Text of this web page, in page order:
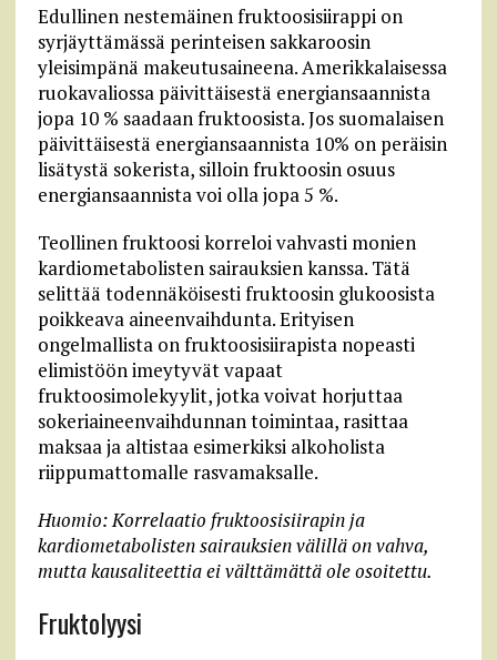
Edullinen nestemäinen fruktoosisiirappi on
syrjäyttämässä perinteisen sakkaroosin
yleisimpänä makeutusaineena. Amerikkalaisessa
ruokavaliossa päivittäisestä energiansaannista
jopa 10 % saadaan fruktoosista. Jos suomalaisen
päivittäisestä energiansaannista 10% on peräisin
lisätystä sokerista, silloin fruktoosin osuus
energiansaannista voi olla jopa 5 %.
Teollinen fruktoosi korreloi vahvasti monien
kardiometabolisten sairauksien kanssa. Tätä
selittää todennäköisesti fruktoosin glukoosista
poikkeava aineenvaihdunta. Erityisen
ongelmallista on fruktoosisiirapista nopeasti
elimistöön imeytyvät vapaat
fruktoosimolekyylit, jotka voivat horjuttaa
sokeriaineenvaihdunnan toimintaa, rasittaa
maksaa ja altistaa esimerkiksi alkoholista
riippumattomalle rasvamaksalle.
Huomio: Korrelaatio fruktoosisiirapin ja
kardiometabolisten sairauksien välillä on vahva,
mutta kausaliteettia ei välttämättä ole osoitettu.
Fruktolyysi